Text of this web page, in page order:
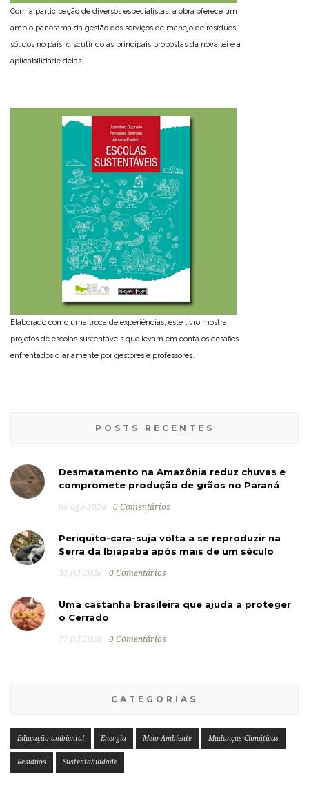
Com a participação de diversos especialistas, a obra oferece um
amplo panorama da gestão dos serviços de manejo de resíduos
sólidos no país, discutindo as principais propostas da nova lei e a
aplicabilidade delas.
Elaborado como uma troca de experiências, este livro mostra
projetos de escolas sustentáveis que levam em conta os desafios
enfrentados diariamente por gestores e professores.
POSTS RECENTES
Desmatamento na Amazônia reduz chuvas e
compromete produção de grãos no Paraná
05 ago 2026 0 Comentários
Periquito-cara-suja volta a se reproduzir na
Serra da Ibiapaba após mais de um século
31 jul 2026 0 Comentários
Uma castanha brasileira que ajuda a proteger
o Cerrado
27 jul 2026 0 Comentários
CATEGORIAS
Educação ambiental Energia Meio Ambiente Mudanças Climáticas
Resíduos Sustentabilidade